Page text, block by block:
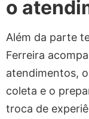
o
Além da parte
Ferreira
atendimentos,
coleta e o
troca de